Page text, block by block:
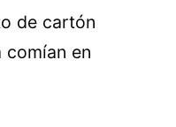
de cartón
comían en